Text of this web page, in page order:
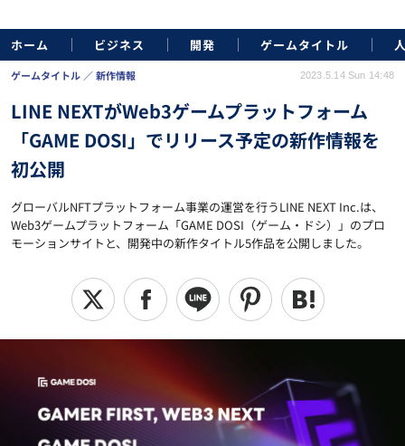
ホーム ビジネス 開発 ゲームタイトル
LINE NEXTがWeb3ゲームプラットフォーム
「GAME DOSI」でリリース予定の新作情報を
初公開
グローバルNFTプラットフォーム事業の運営を行うLINE NEXT Inc.は、
Web3ゲームプラットフォーム「GAME DOSI（ゲーム・ドシ）」のプロ
モーションサイトと、開発中の新作タイトル5作品を公開しました。
ゲームタイトル 新作情報 2023.5.14 Sun 14:48